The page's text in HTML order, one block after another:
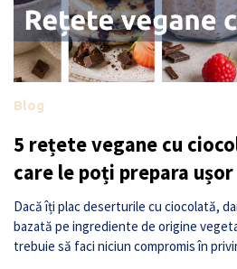
Blog
5 rețete vegane cu
care le poți prepara ușor
Dacă îți plac deserturile cu ciocolată,
bazată pe ingrediente de origine
trebuie să faci niciun compromis în